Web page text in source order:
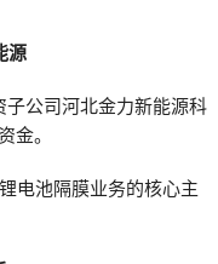
源
子公司河北金力新能源科
金。
电池隔膜业务的核心主